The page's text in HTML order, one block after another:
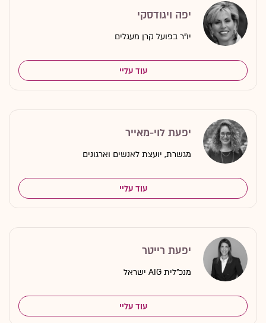
יפה ויגודסקי
יו"ר בפועל קרן מעגלים
עוד עליי
יפעת לוי-מאייר
מגשרת, יועצת לאנשים וארגונים
עוד עליי
יפעת רייטר
מנכ"לית AIG ישראל
עוד עליי